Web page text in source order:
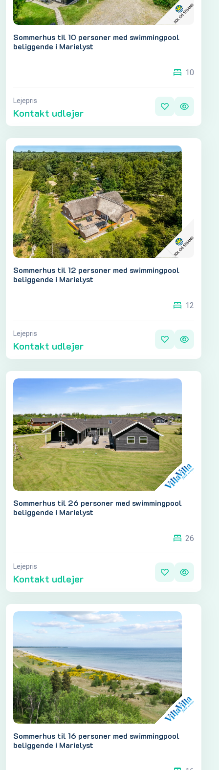
Sommerhus til 10 personer med swimmingpool
beliggende i Marielyst
10
Lejepris
Kontakt udlejer
Sommerhus til 12 personer med swimmingpool
beliggende i Marielyst
12
Lejepris
Kontakt udlejer
Sommerhus til 26 personer med swimmingpool
beliggende i Marielyst
26
Lejepris
Kontakt udlejer
Sommerhus til 16 personer med swimmingpool
beliggende i Marielyst